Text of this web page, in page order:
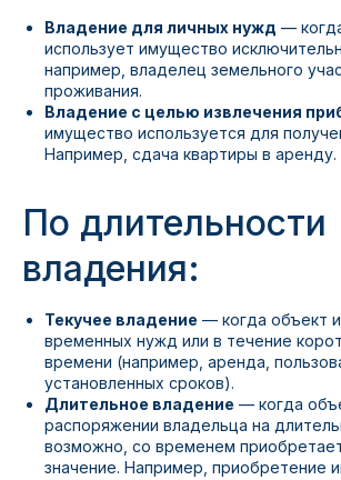
Владение для личных нужд —
использует имущество
например, владелец земельного
проживания.
Владение с целью извлечения
имущество используется для
Например, сдача квартиры в аренду.
По длительности
владения:
Текучее владение — когда объект
временных нужд или в течение
времени (например, аренда,
установленных сроков).
Длительное владение — когда
распоряжении владельца на
возможно, со временем
значение. Например, приобретение